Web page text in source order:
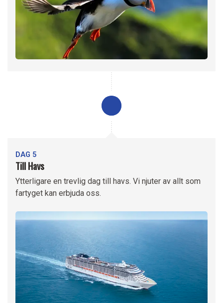
DAG 5
Till Havs
Ytterligare en trevlig dag till havs. Vi njuter av allt som
fartyget kan erbjuda oss.